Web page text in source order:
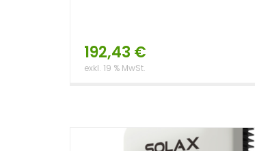
192,43 €
exkl. 19 % MwSt.